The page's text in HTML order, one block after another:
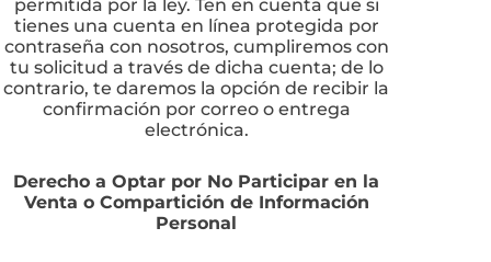
tienes una cuenta en línea protegida por
contraseña con nosotros, cumpliremos con
tu solicitud a través de dicha cuenta; de lo
contrario, te daremos la opción de recibir la
confirmación por correo o entrega
electrónica.
Derecho a Optar por No Participar en la
Venta o Compartición de Información
Personal